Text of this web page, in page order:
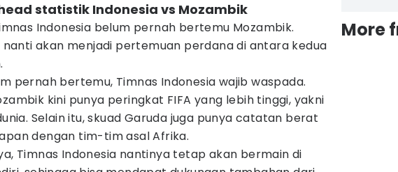
statistik Indonesia vs Mozambik
Indonesia belum pernah bertemu Mozambik.
nanti akan menjadi pertemuan perdana di antara kedua
pernah bertemu, Timnas Indonesia wajib waspada.
kini punya peringkat FIFA yang lebih tinggi, yakni
Selain itu, skuad Garuda juga punya catatan berat
dengan tim-tim asal Afrika.
Timnas Indonesia nantinya tetap akan bermain di
More